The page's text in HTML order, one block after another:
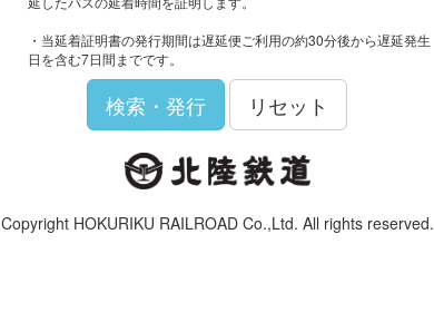
・当延着証明書の発行期間は遅延便ご利用の約30分後から遅延発生
日を含む7日間までです。
検索・発行 リセット
Copyright HOKURIKU RAILROAD Co.,Ltd. All rights reserved.